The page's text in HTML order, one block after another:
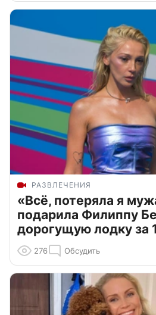
РАЗВЛЕЧЕНИЯ
«Всё, потеряла я
подарила Филиппу
дорогущую лодку за
276 Обсудить